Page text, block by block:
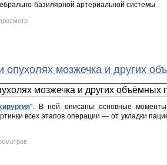
базилярной артериальной системы
мозжечка и других
". В ней описаны основные моменты
всех этапов операции — от укладки